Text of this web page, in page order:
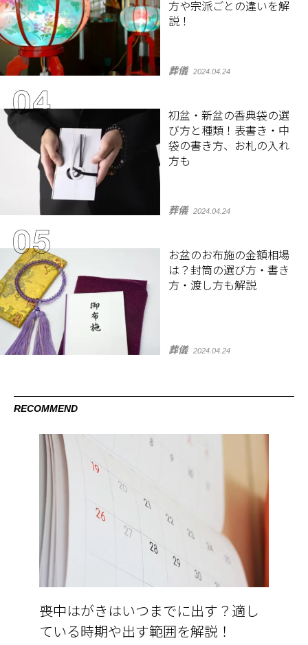
方や宗派ごとの違いを解
説！
葬儀 2024.04.24
初盆・新盆の香典袋の選
び方と種類！表書き・中
袋の書き方、お札の入れ
方も
葬儀 2024.04.24
お盆のお布施の金額相場
は？封筒の選び方・書き
方・渡し方も解説
葬儀 2024.04.24
RECOMMEND
喪中はがきはいつまでに出す？適し
ている時期や出す範囲を解説！